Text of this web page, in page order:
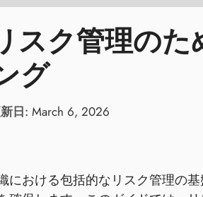
スク管理の
グ
日: March 6, 2026
における包括的なリスク管理の